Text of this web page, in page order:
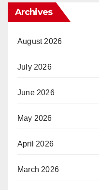
Archives
August 2026
July 2026
June 2026
May 2026
April 2026
March 2026